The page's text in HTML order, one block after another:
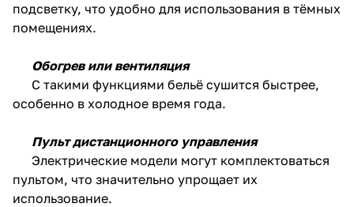
подсветку, что удобно для использования в тёмных
помещениях.
Обогрев или вентиляция
С такими функциями бельё сушится быстрее,
особенно в холодное время года.
Пульт дистанционного управления
Электрические модели могут комплектоваться
пультом, что значительно упрощает их
использование.